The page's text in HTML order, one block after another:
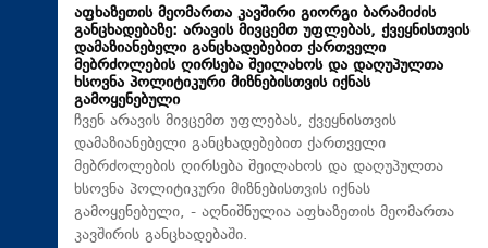
აფხაზეთის მეომართა კავშირი გიორგი ბარამიძის
განცხადებაზე: არავის მივცემთ უფლებას, ქვეყნისთვის
დამაზიანებელი განცხადებებით ქართველი
მებრძოლების ღირსება შეილახოს და დაღუპულთა
ხსოვნა პოლიტიკური მიზნებისთვის იქნას
გამოყენებული
ჩვენ არავის მივცემთ უფლებას, ქვეყნისთვის
დამაზიანებელი განცხადებებით ქართველი
მებრძოლების ღირსება შეილახოს და დაღუპულთა
ხსოვნა პოლიტიკური მიზნებისთვის იქნას
გამოყენებული, - აღნიშნულია აფხაზეთის მეომართა
კავშირის განცხადებაში.